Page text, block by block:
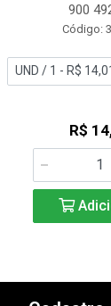
900
Código:
R$